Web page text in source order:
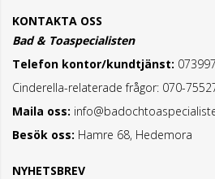
KONTAKTA OSS
Bad & Toaspecialisten
Telefon kontor/kundtjänst:
Cinderella-relaterade frågor: 070-
Maila oss:
Besök oss: Hamre 68, Hedemora
NYHETSBREV